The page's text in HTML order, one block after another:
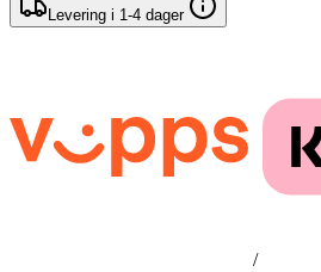
Levering i 1-4 dager
/